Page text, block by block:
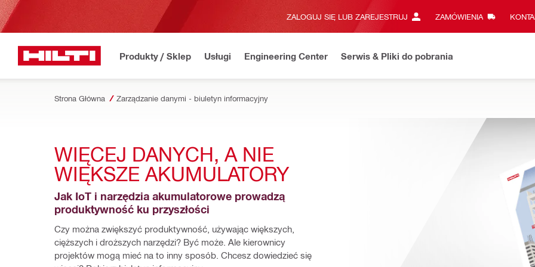
ZALOGUJ SIĘ LUB ZAREJESTRUJ ZAMÓWIENIA
Produkty / Sklep Usługi Engineering Center Serwis & Pliki do pobrania
Strona Główna Zarządzanie danymi - biuletyn informacyjny
WIĘCEJ DANYCH, A NIE
WIĘKSZE AKUMULATORY
Jak IoT i narzędzia akumulatorowe prowadzą
produktywność ku przyszłości
Czy można zwiększyć produktywność, używając większych,
cięższych i droższych narzędzi? Być może. Ale kierownicy
projektów mogą mieć na to inny sposób. Chcesz dowiedzieć się